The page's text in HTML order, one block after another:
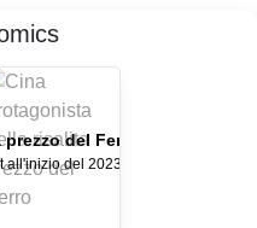
del Ferro
all'inizio del 2023,